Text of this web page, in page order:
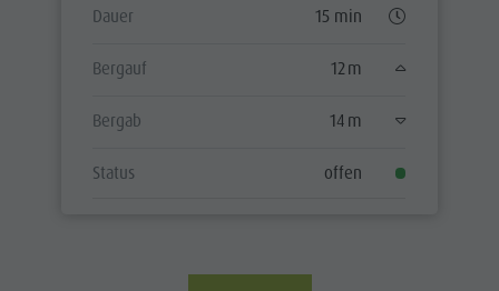
Dauer 15 min
Bergauf 12 m
Bergab 14 m
Status offen